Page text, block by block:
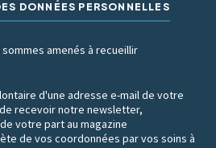
DONNÉES PERSONNELLES
amenés à recueillir
d'une adresse e-mail de votre
recevoir notre newsletter,
votre part au magazine
de vos coordonnées par vos soins à